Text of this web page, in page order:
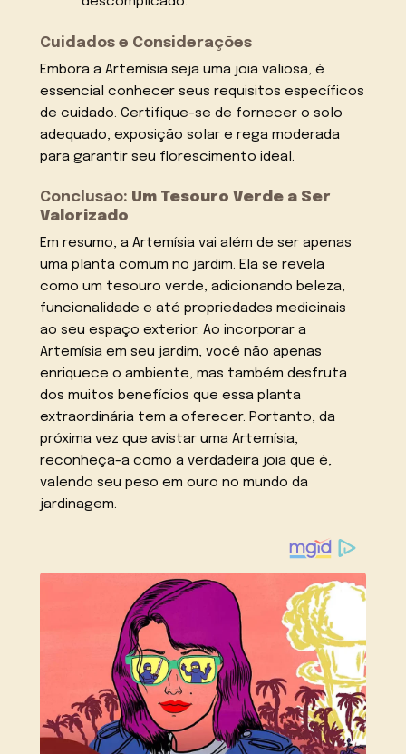
Cuidados e Considerações
Embora a Artemísia seja uma joia valiosa, é
essencial conhecer seus requisitos específicos
de cuidado. Certifique-se de fornecer o solo
adequado, exposição solar e rega moderada
para garantir seu florescimento ideal.
Conclusão: Um Tesouro Verde a Ser
Valorizado
Em resumo, a Artemísia vai além de ser apenas
uma planta comum no jardim. Ela se revela
como um tesouro verde, adicionando beleza,
funcionalidade e até propriedades medicinais
ao seu espaço exterior. Ao incorporar a
Artemísia em seu jardim, você não apenas
enriquece o ambiente, mas também desfruta
dos muitos benefícios que essa planta
extraordinária tem a oferecer. Portanto, da
próxima vez que avistar uma Artemísia,
reconheça-a como a verdadeira joia que é,
valendo seu peso em ouro no mundo da
jardinagem.